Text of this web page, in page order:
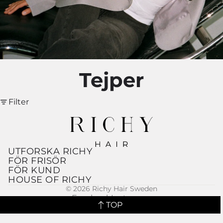
Tejper
Filter
UTFORSKA RICHY
FÖR FRISÖR
FÖR KUND
HOUSE OF RICHY
© 2026 Richy Hair Sweden
FacebookInstagram
TOP